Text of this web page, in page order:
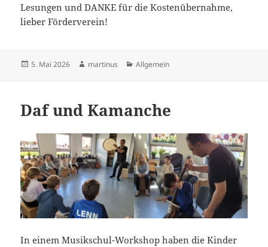
Lesungen und DANKE für die Kostenübernahme,
lieber Förderverein!
Veröffentlicht
5. Mai 2026 Autor
martinus Kategorien
Allgemein
Daf und Kamanche
In einem Musikschul-Workshop haben die Kinder